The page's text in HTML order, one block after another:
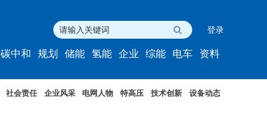
登录
碳中和 规划 储能 氢能 企业 综能 电车 资料
社会责任 企业风采 电网人物 特高压 技术创新 设备动态